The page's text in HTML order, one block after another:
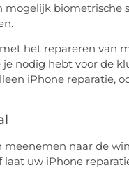
biometrische
het repareren van
nodig hebt voor de
iPhone reparatie,
naar de
uw iPhone